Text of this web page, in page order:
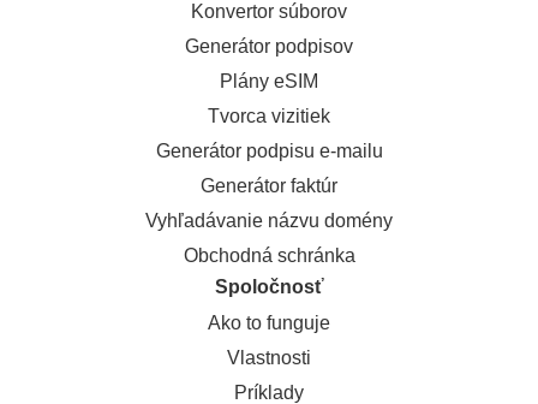
Konvertor súborov
Generátor podpisov
Plány eSIM
Tvorca vizitiek
Generátor podpisu e-mailu
Generátor faktúr
Vyhľadávanie názvu domény
Obchodná schránka
Spoločnosť
Ako to funguje
Vlastnosti
Príklady